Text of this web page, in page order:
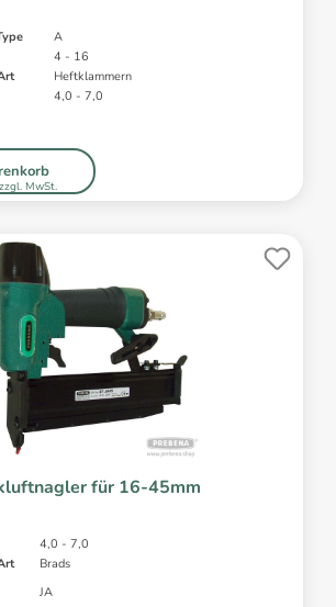
A
4 - 16
Heftklammern
4,0 - 7,0
MwSt.
für 16-45mm
4,0 - 7,0
Brads
JA